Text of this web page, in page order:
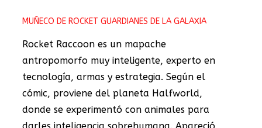
MUÑECO DE ROCKET GUARDIANES DE LA GALAXIA
Rocket Raccoon es un mapache
antropomorfo muy inteligente, experto en
tecnología, armas y estrategia. Según el
cómic, proviene del planeta Halfworld,
donde se experimentó con animales para
darles inteligencia sobrehumana. Apareció